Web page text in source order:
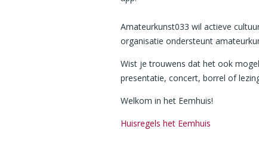
Amateurkunst033 wil actieve
organisatie ondersteunt
Wist je trouwens dat het ook
presentatie, concert, borrel of
Welkom in het Eemhuis!
Huisregels het Eemhuis